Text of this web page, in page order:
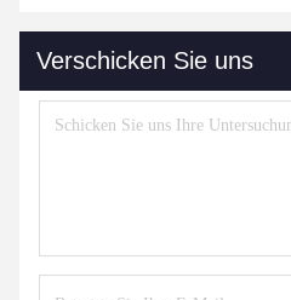
Verschicken Sie uns